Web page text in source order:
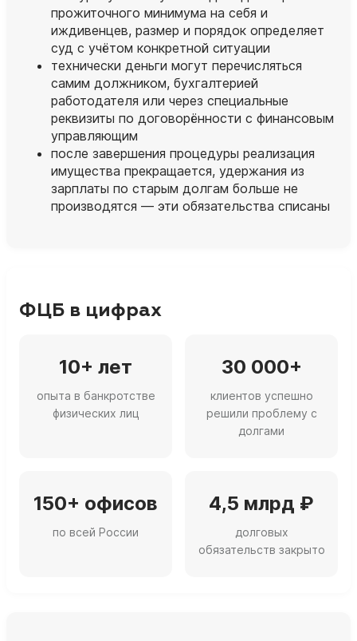
прожиточного минимума на себя и
иждивенцев, размер и порядок определяет
суд с учётом конкретной ситуации
технически деньги могут перечисляться
самим должником, бухгалтерией
работодателя или через специальные
реквизиты по договорённости с финансовым
управляющим
после завершения процедуры реализация
имущества прекращается, удержания из
зарплаты по старым долгам больше не
производятся — эти обязательства списаны
ФЦБ в цифрах
10+ лет
опыта в банкротстве
физических лиц
30 000+
клиентов успешно
решили проблему с
долгами
150+ офисов
по всей России
4,5 млрд ₽
долговых
обязательств закрыто